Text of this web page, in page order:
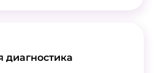
диагностика